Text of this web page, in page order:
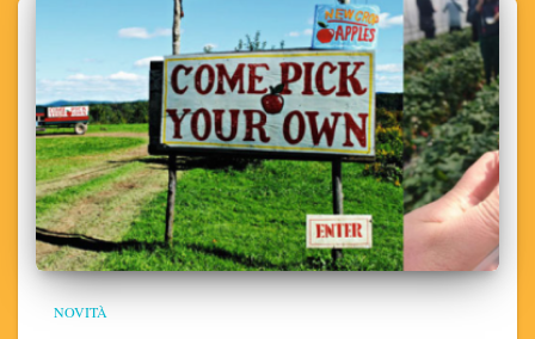
NOVITÀ